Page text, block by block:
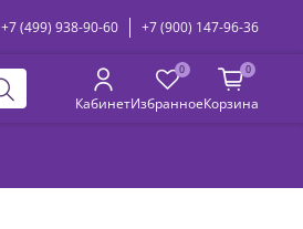
+7 (499) 938-90-60 +7 (900) 147-96-36
Кабинет
0
Избранное
0
Корзина